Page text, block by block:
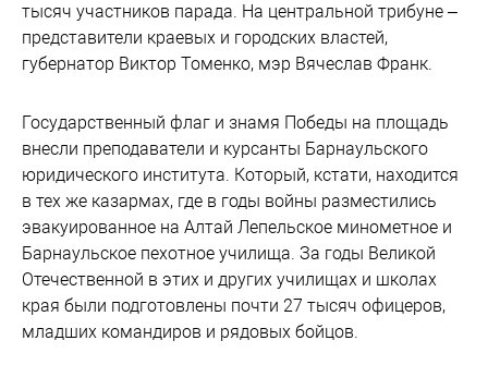
тысяч участников парада. На центральной трибуне –
представители краевых и городских властей,
губернатор Виктор Томенко, мэр Вячеслав Франк.
Государственный флаг и знамя Победы на площадь
внесли преподаватели и курсанты Барнаульского
юридического института. Который, кстати, находится
в тех же казармах, где в годы войны разместились
эвакуированное на Алтай Лепельское минометное и
Барнаульское пехотное училища. За годы Великой
Отечественной в этих и других училищах и школах
края были подготовлены почти 27 тысяч офицеров,
младших командиров и рядовых бойцов.